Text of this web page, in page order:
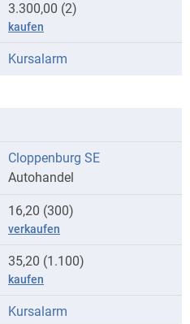
3.300,00 (2)
kaufen
Kursalarm
Cloppenburg SE
Autohandel
16,20 (300)
verkaufen
35,20 (1.100)
kaufen
Kursalarm